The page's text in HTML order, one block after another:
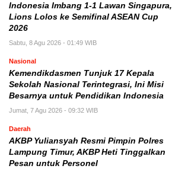
Indonesia Imbang 1-1 Lawan Singapura,
Lions Lolos ke Semifinal ASEAN Cup
2026
Sabtu, 8 Agu 2026 - 01:49 WIB
Nasional
Kemendikdasmen Tunjuk 17 Kepala
Sekolah Nasional Terintegrasi, Ini Misi
Besarnya untuk Pendidikan Indonesia
Jumat, 7 Agu 2026 - 09:32 WIB
Daerah
AKBP Yuliansyah Resmi Pimpin Polres
Lampung Timur, AKBP Heti Tinggalkan
Pesan untuk Personel